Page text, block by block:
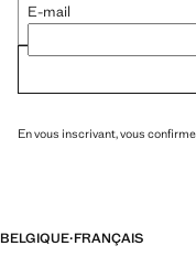
E-mail
En vous inscrivant, vous
BELGIQUE·FRANÇAIS